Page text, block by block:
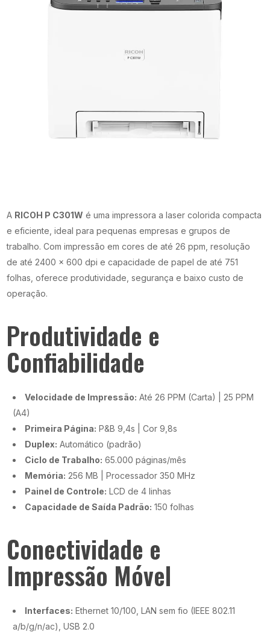
A RICOH P C301W é uma impressora a laser colorida compacta
e eficiente, ideal para pequenas empresas e grupos de
trabalho. Com impressão em cores de até 26 ppm, resolução
de até 2400 x 600 dpi e capacidade de papel de até 751
folhas, oferece produtividade, segurança e baixo custo de
operação.
Produtividade e
Confiabilidade
Velocidade de Impressão: Até 26 PPM (Carta) | 25 PPM
(A4)
Primeira Página: P&B 9,4s | Cor 9,8s
Duplex: Automático (padrão)
Ciclo de Trabalho: 65.000 páginas/mês
Memória: 256 MB | Processador 350 MHz
Painel de Controle: LCD de 4 linhas
Capacidade de Saída Padrão: 150 folhas
Conectividade e
Impressão Móvel
Interfaces: Ethernet 10/100, LAN sem fio (IEEE 802.11
a/b/g/n/ac), USB 2.0